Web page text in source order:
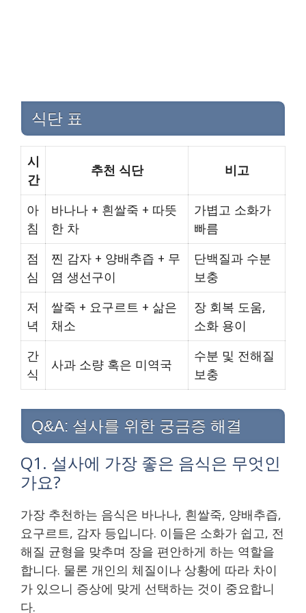
식단 표
시
간
추천 식단 비고
아
침
바나나 + 흰쌀죽 + 따뜻
한 차
가볍고 소화가
빠름
점
심
찐 감자 + 양배추즙 + 무
염 생선구이
단백질과 수분
보충
저
녁
쌀죽 + 요구르트 + 삶은
채소
장 회복 도움,
소화 용이
간
식
사과 소량 혹은 미역국
수분 및 전해질
보충
Q&A: 설사를 위한 궁금증 해결
Q1. 설사에 가장 좋은 음식은 무엇인
가요?
가장 추천하는 음식은 바나나, 흰쌀죽, 양배추즙,
요구르트, 감자 등입니다. 이들은 소화가 쉽고, 전
해질 균형을 맞추며 장을 편안하게 하는 역할을
합니다. 물론 개인의 체질이나 상황에 따라 차이
가 있으니 증상에 맞게 선택하는 것이 중요합니
다.